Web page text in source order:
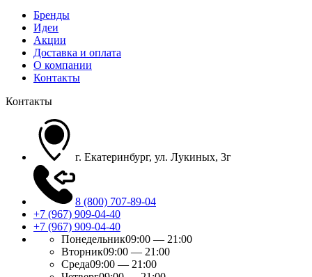
Бренды
Идеи
Акции
Доставка и оплата
О компании
Контакты
Контакты
г. Екатеринбург, ул. Лукиных, 3г
8 (800) 707-89-04
+7 (967) 909-04-40
+7 (967) 909-04-40
Понедельник09:00 — 21:00
Вторник09:00 — 21:00
Среда09:00 — 21:00